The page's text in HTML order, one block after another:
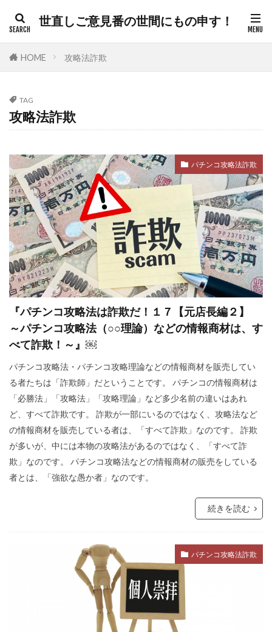
世直しご意見番の世間にもの申す！
HOME 攻略法詐欺
TAG
攻略法詐欺
パチンコ攻略法詐欺
『パチンコ攻略法は詐欺だ！１７【元店長編２】
～パチンコ攻略法（○○理論）などの情報商材は、す
べて詐欺！～』￼
パチンコ攻略法・パチンコ攻略理論などの情報商材を販売してい
る者たちは「詐欺師」だということです。 パチンコの情報商材は
「必勝法」「攻略法」「攻略理論」など多少名前の違いはあれ
ど、すべて詐欺です。 詐欺が一部にいるのではなく、攻略法など
の情報商材を販売している者は、「すべて詐欺」なのです。 詐欺
が多いが、中には本物の攻略法があるのではなく、「すべて詐
欺」なのです。 パチンコ攻略法などの情報商材の販売をしている
者とは、「強欲な愚か者」なのです。
続きを読む
パチンコ攻略法詐欺
タグ
300人委員会
平和都市条例
平和の殿堂
平和
帰化の履歴
帰化 差別
御用専門家
岸田総理
岸信介
対外援助
定期接種
宗教 安全保障
安倍晋三
宇宙時代
役立つ知識
悪魔
天然ワクチン
攻略理論
新型コロナウイルス
新世界秩序
文鮮明
敵国条項
教育
政治問題
放射線育種米
放射線育種
攻略詐欺
攻略法詐欺
撲滅
技術 戦争
憲法研究会
憲法改正
感染症 愛国心
奇跡の薬
大衆操作
日本国憲法
反日
国民IDカード制度
国政統一ルール
国家的危機
国会議員 噓
嘘
商品表示
合衆国憲法
反WHO
厚生労働省
占領政策
南北戦争
国民の権利
国籍法
大東亜戦争
大和魂 大和心
外国人犯罪
外国人参政権